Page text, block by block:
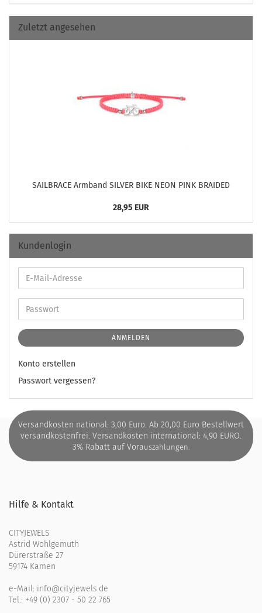
Zuletzt angesehen
SAILBRACE Arm­band SIL­VER BIKE NEON PINK BRAI­DED
28,95 EUR
Kundenlogin
ANMELDEN
Konto erstellen
Passwort vergessen?
Versandkosten national: 3,00 Euro. Ab 20,00 Euro Bestellwert
versandkostenfrei. Versandkosten international: 4,90 EURO.
3% Rabatt auf Vorauszahlungen.
Hilfe & Kontakt
CITYJEWELS
Astrid Wohlgemuth
Dürerstraße 27
59174 Kamen
e-Mail: info@cityjewels.de
Tel.: +49 (0) 2307 - 50 22 765